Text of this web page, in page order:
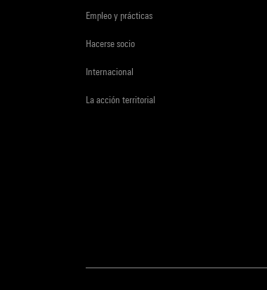
Empleo y prácticas
Hacerse socio
Internacional
La acción territorial